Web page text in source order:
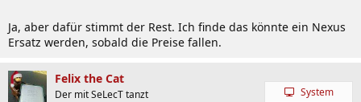
Ja, aber dafür stimmt der Rest. Ich finde das könnte ein Nexus
Ersatz werden, sobald die Preise fallen.
Felix the Cat
Der mit SeLecT tanzt System